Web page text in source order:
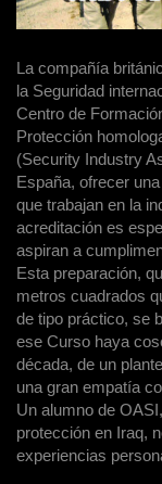
La compañía
la Seguridad
Centro de
Protección
(Security Industry
España, ofrecer
que trabajan en la
acreditación es
aspiran a
Esta preparación,
metros cuadrados
de tipo práctico, se
ese Curso haya
década, de un
una gran empatía
Un alumno de
protección en Iraq,
experiencias